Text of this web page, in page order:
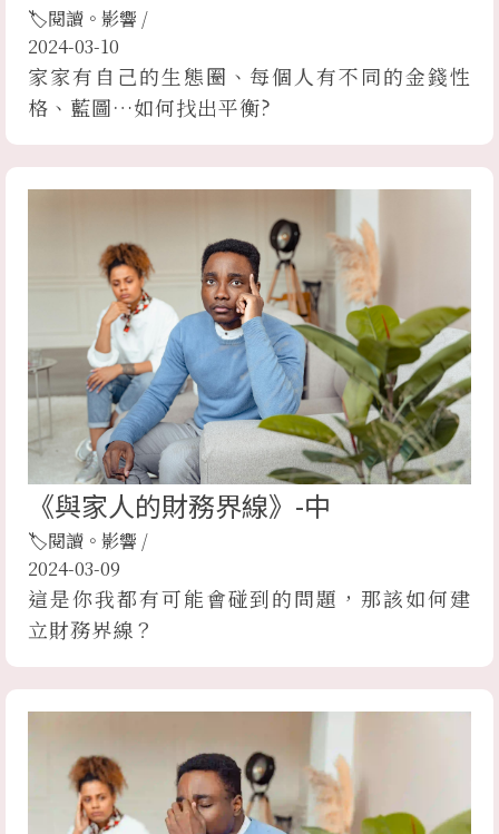
🏷閱讀。影響 /
2024-03-10
家家有自己的生態圈、每個人有不同的金錢性
格、藍圖…如何找出平衡?
《與家人的財務界線》-中
🏷閱讀。影響 /
2024-03-09
這是你我都有可能會碰到的問題，那該如何建
立財務界線？